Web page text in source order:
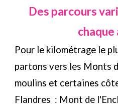
Des parcours
chaque
Pour le kilométrage le
partons vers les Monts
moulins et certaines
Flandres : Mont de